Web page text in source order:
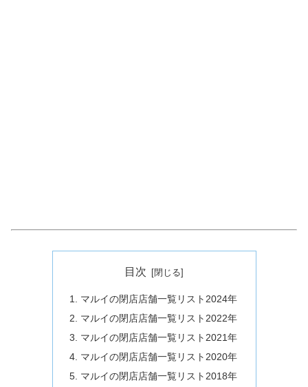
目次
マルイの閉店店舗一覧リスト2024年
マルイの閉店店舗一覧リスト2022年
マルイの閉店店舗一覧リスト2021年
マルイの閉店店舗一覧リスト2020年
マルイの閉店店舗一覧リスト2018年